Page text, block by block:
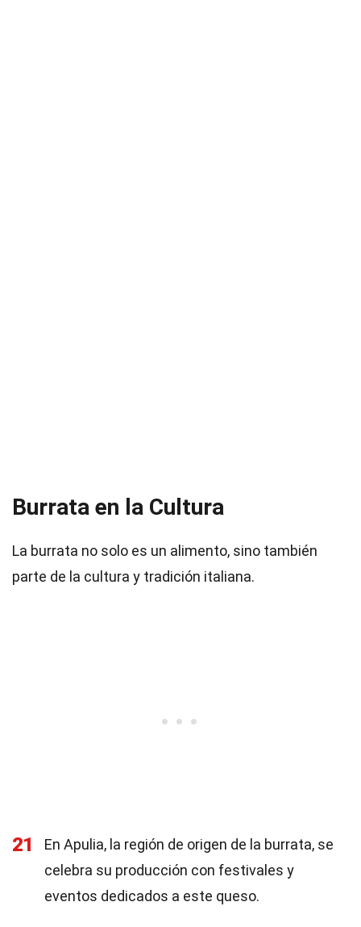
Burrata en la Cultura
La burrata no solo es un alimento, sino también
parte de la cultura y tradición italiana.
21
En Apulia, la región de origen de la burrata, se
celebra su producción con festivales y
eventos dedicados a este queso.